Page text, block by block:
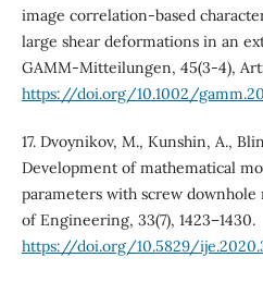
image correlation-based
large shear deformations in an
GAMM-Mitteilungen, 45(3-4),
https://doi.org/10.1002/
17. Dvoynikov, M., Kunshin, A.,
Development of mathematical
parameters with screw
of Engineering, 33(7), 1423–1430.
https://doi.org/10.5829/